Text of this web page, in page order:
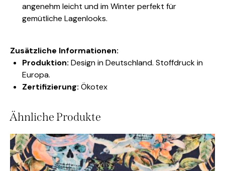
angenehm leicht und im Winter perfekt für
gemütliche Lagenlooks.
Zusätzliche Informationen:
Produktion: Design in Deutschland. Stoffdruck in
Europa.
Zertifizierung: Ökotex
Ähnliche Produkte